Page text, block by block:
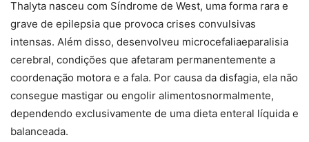
Thalyta nasceu com Síndrome de West, uma forma rara e
grave de epilepsia que provoca crises convulsivas
intensas. Além disso, desenvolveu microcefaliaeparalisia
cerebral, condições que afetaram permanentemente a
coordenação motora e a fala. Por causa da disfagia, ela não
consegue mastigar ou engolir alimentosnormalmente,
dependendo exclusivamente de uma dieta enteral líquida e
balanceada.